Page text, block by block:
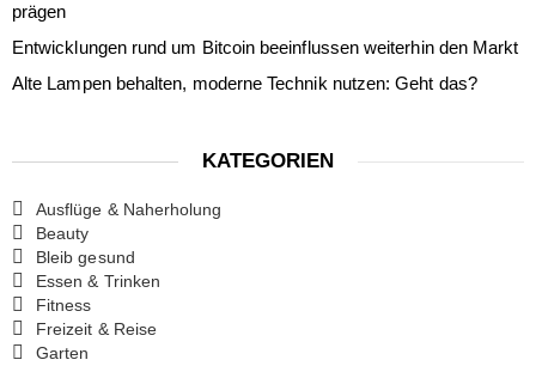
prägen
Entwicklungen rund um Bitcoin beeinflussen weiterhin den Markt
Alte Lampen behalten, moderne Technik nutzen: Geht das?
KATEGORIEN
Ausflüge & Naherholung
Beauty
Bleib gesund
Essen & Trinken
Fitness
Freizeit & Reise
Garten